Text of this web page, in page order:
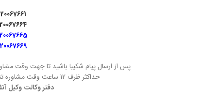
پس از ارسال پیام شکیبا باشید تا جهت وقت
حداکثر ظرف 12 ساعت وقت مشاوره تنظیم و به شما اعلام خواهد شد
دفتر وکالت وکیل